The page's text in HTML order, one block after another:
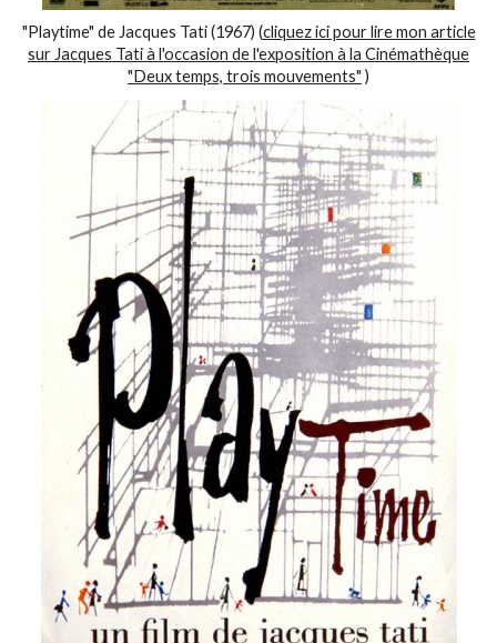
"Playtime" de Jacques Tati (1967) (cliquez ici pour lire mon article
sur Jacques Tati à l'occasion de l'exposition à la Cinémathèque
"Deux temps, trois mouvements" )